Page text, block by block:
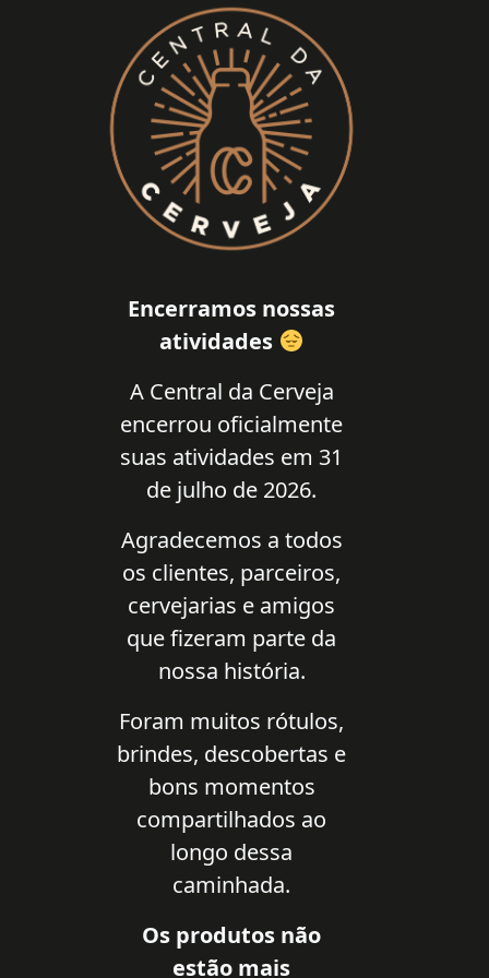
Encerramos nossas
atividades
A Central da Cerveja
encerrou oficialmente
suas atividades em 31
de julho de 2026.
Agradecemos a todos
os clientes, parceiros,
cervejarias e amigos
que fizeram parte da
nossa história.
Foram muitos rótulos,
brindes, descobertas e
bons momentos
compartilhados ao
longo dessa
caminhada.
Os produtos não
estão mais